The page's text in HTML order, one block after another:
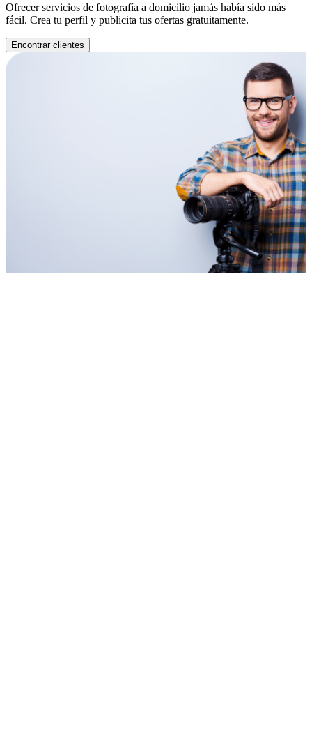
Ofrecer servicios de fotografía a domicilio jamás había sido más
fácil. Crea tu perfil y publicita tus ofertas gratuitamente.
Encontrar clientes